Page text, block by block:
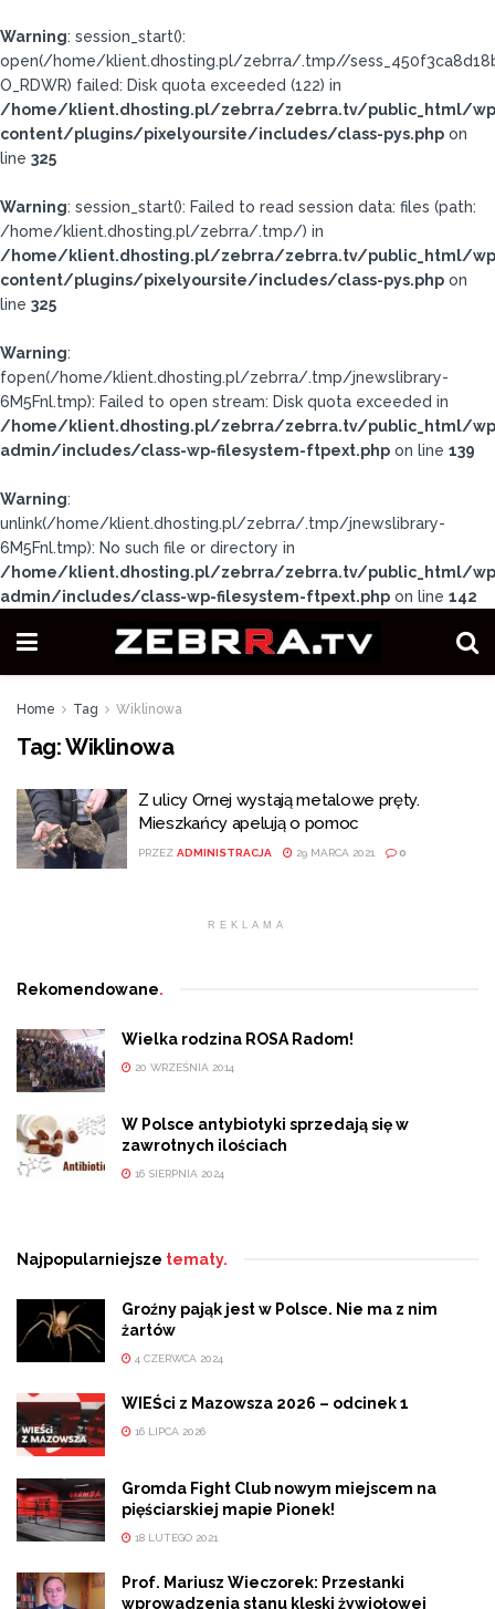
Warning: session_start():
open(/home/klient.dhosting.pl/zebrra/.tmp//
O_RDWR) failed: Disk quota exceeded (122) in
/home/klient.dhosting.pl/zebrra/zebrra.tv/public_html/
content/plugins/pixelyoursite/includes/class-pys.php on
line 325
Warning: session_start(): Failed to read session data: files (path:
/home/klient.dhosting.pl/zebrra/.tmp/) in
/home/klient.dhosting.pl/zebrra/zebrra.tv/public_html/
content/plugins/pixelyoursite/includes/class-pys.php on
line 325
Warning:
fopen(/home/klient.dhosting.pl/zebrra/.tmp/jnewslibrary-
6M5Fnl.tmp): Failed to open stream: Disk quota exceeded in
/home/klient.dhosting.pl/zebrra/zebrra.tv/public_html/
admin/includes/class-wp-filesystem-ftpext.php on line 139
Warning:
unlink(/home/klient.dhosting.pl/zebrra/.tmp/jnewslibrary-
6M5Fnl.tmp): No such file or directory in
/home/klient.dhosting.pl/zebrra/zebrra.tv/public_html/
admin/includes/class-wp-filesystem-ftpext.php on line 142
Home Tag Wiklinowa
Tag:Wiklinowa
Z ulicy Ornej wystają metalowe pręty.
Mieszkańcy apelują o pomoc
PRZEZ ADMINISTRACJA 29 MARCA 2021 0
REKLAMA
Rekomendowane.
Wielka rodzina ROSA Radom!
20 WRZEŚNIA 2014
W Polsce antybiotyki sprzedają się w
zawrotnych ilościach
16 SIERPNIA 2024
Najpopularniejsze tematy.
Groźny pająk jest w Polsce. Nie ma z nim
żartów
4 CZERWCA 2024
WIEŚci z Mazowsza 2026 – odcinek 1
16 LIPCA 2026
Gromda Fight Club nowym miejscem na
pięściarskiej mapie Pionek!
18 LUTEGO 2021
Prof. Mariusz Wieczorek: Przesłanki
wprowadzenia stanu klęski żywiołowej